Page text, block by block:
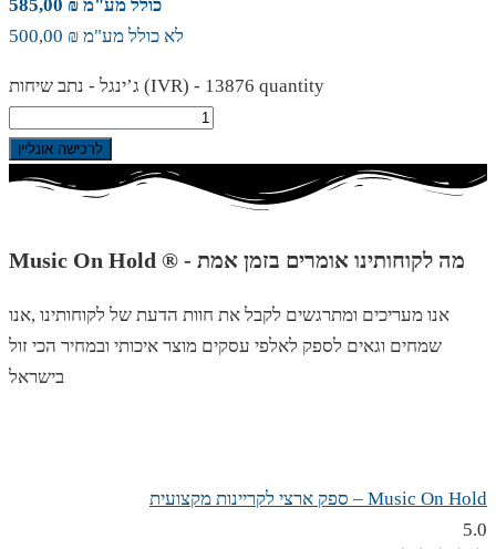
כולל מע"מ ₪ 585,00
לא כולל מע"מ ₪ 500,00
ג’ינגל - נתב שיחות (IVR) - 13876 quantity
לרכישה אונליין
Music On Hold ® - מה לקוחותינו אומרים בזמן אמת
אנו מעריכים ומתרגשים לקבל את חוות הדעת של לקוחותינו ,אנו
שמחים וגאים לספק לאלפי עסקים מוצר איכותי ובמחיר הכי זול
בישראל
Music On Hold – ספק ארצי לקריינות מקצועית
5.0